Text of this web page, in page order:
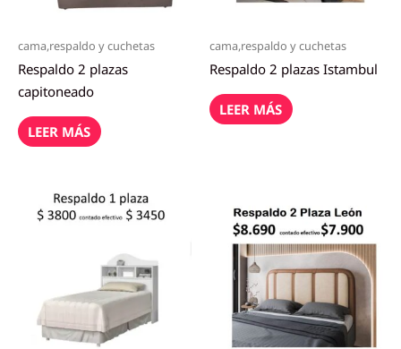
cama,respaldo y cuchetas
Respaldo 2 plazas
capitoneado
LEER MÁS
cama,respaldo y cuchetas
Respaldo 2 plazas Istambul
LEER MÁS